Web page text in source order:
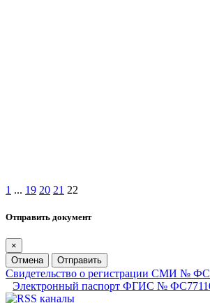
1 ... 19 20 21 22
Отправить документ
×
Отмена
Отправить
Свидетельство о регистрации СМИ №
Электронный паспорт ФГИС №